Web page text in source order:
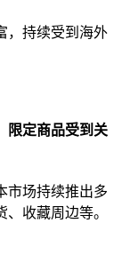
，持续受到海外
限定商品受到关
市场持续推出多
收藏周边等。